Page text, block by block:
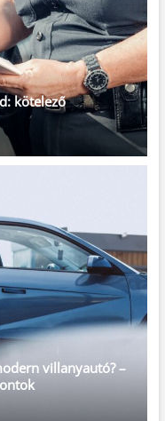
kötelező
villanyautó? –